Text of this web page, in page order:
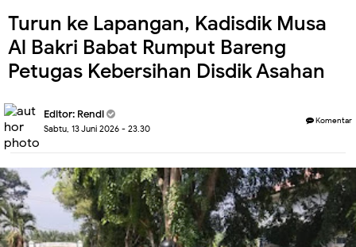
Turun ke Lapangan, Kadisdik Musa
Al Bakri Babat Rumput Bareng
Petugas Kebersihan Disdik Asahan
Editor: Rendi
Sabtu, 13 Juni 2026 - 23.30
Komentar